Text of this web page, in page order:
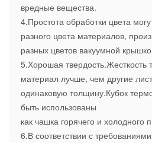
вредные вещества.
4.Простота обработки цвета
разного цвета материалов,
разных цветов вакуумной
5.Хорошая твердость.Жесткость
материал лучше, чем другие
одинаковую толщину.Кубок
быть использованы
как чашка горячего и холодного
6.В соответствии с